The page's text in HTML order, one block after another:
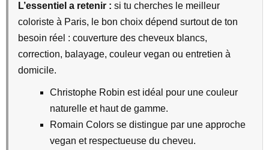
L’essentiel a retenir : si tu cherches le meilleur
coloriste à Paris, le bon choix dépend surtout de ton
besoin réel : couverture des cheveux blancs,
correction, balayage, couleur vegan ou entretien à
domicile.
Christophe Robin est idéal pour une couleur
naturelle et haut de gamme.
Romain Colors se distingue par une approche
vegan et respectueuse du cheveu.